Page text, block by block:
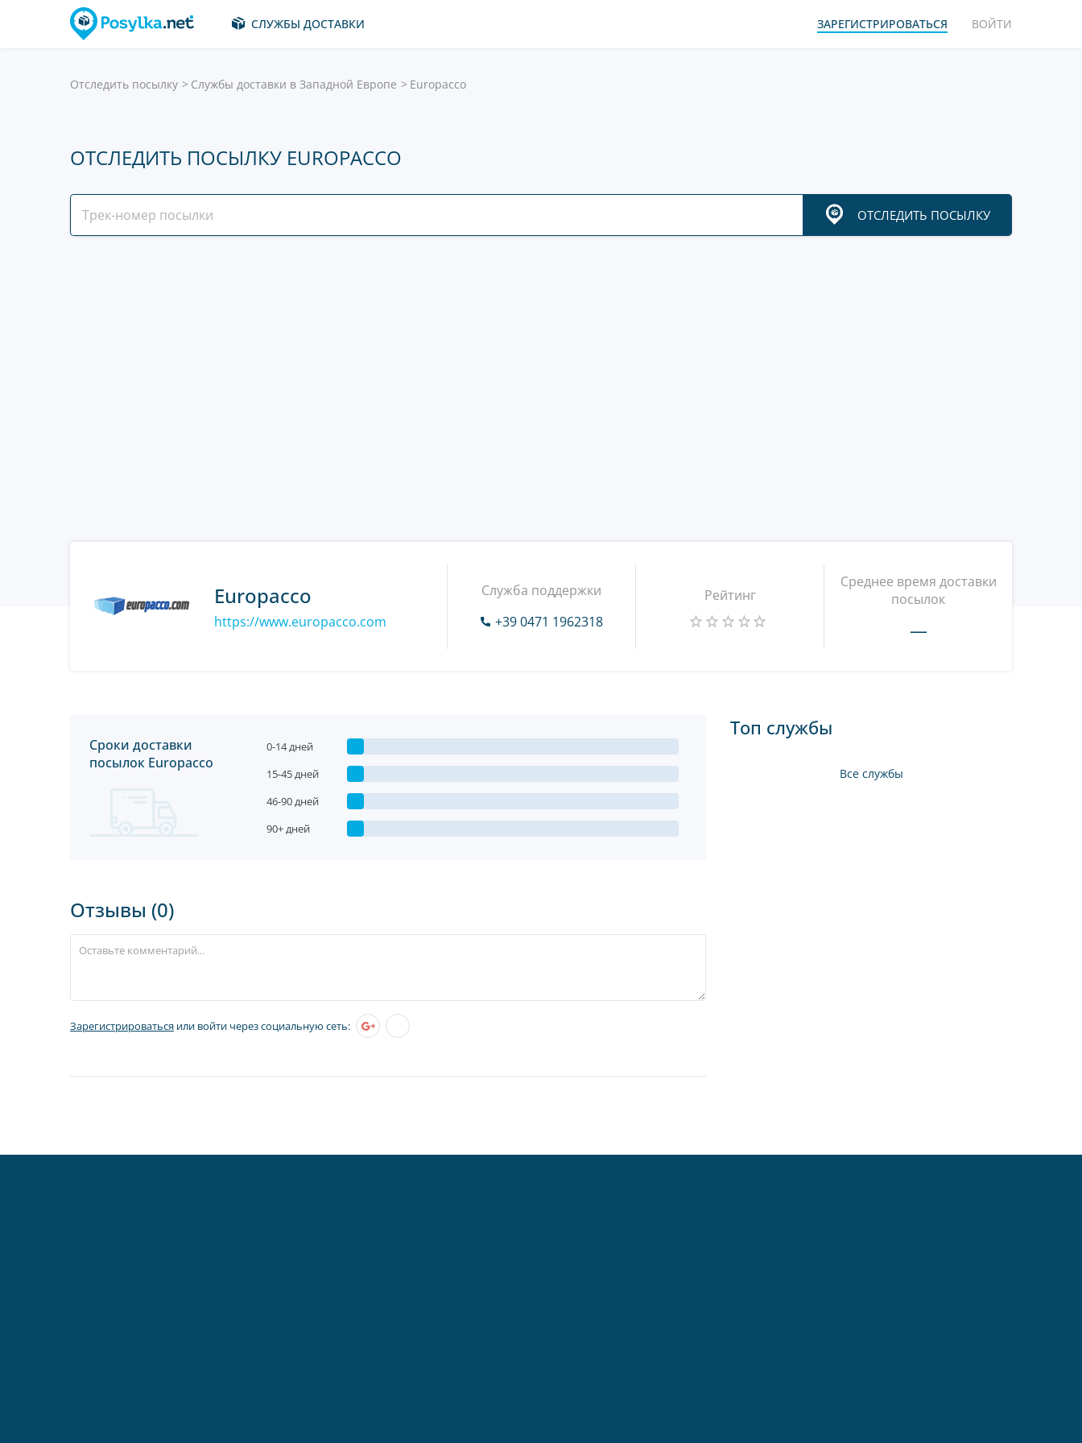
СЛУЖБЫ ДОСТАВКИ ЗАРЕГИСТРИРОВАТЬСЯ ВОЙТИ
Отследить посылку Службы доставки в Западной Европе Europacco
ОТСЛЕДИТЬ ПОСЫЛКУ EUROPACCO
ОТСЛЕДИТЬ ПОСЫЛКУ
Europacco
https://www.europacco.com
Служба поддержки
+39 0471 1962318
Рейтинг
Среднее время доставки
посылок
—
Сроки доставки
посылок Europacco
0-14 дней
15-45 дней
46-90 дней
90+ дней
Отзывы (0)
Зарегистрироваться или войти через социальную сеть:
Топ службы
Все службы